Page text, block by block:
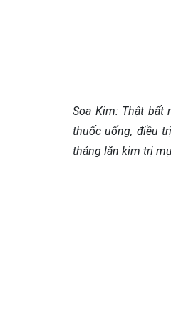
Soa Kim: Thật bất
thuốc uống, điều
tháng lăn kim trị